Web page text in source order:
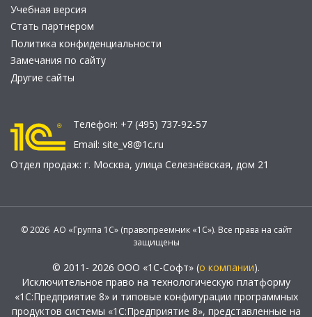
Учебная версия
Стать партнером
Политика конфиденциальности
Замечания по сайту
Другие сайты
Телефон: +7 (495) 737-92-57
Email: site_v8@1c.ru
Отдел продаж: г. Москва, улица Селезнёвская, дом 21
© 2026 АО «Группа 1С» (правопреемник «1С»). Все права на сайт
защищены
© 2011- 2026 ООО «1С-Софт» (о компании).
Исключительное право на технологическую платформу
«1С:Предприятие 8» и типовые конфигурации программных
продуктов системы «1С:Предприятие 8», представленные на